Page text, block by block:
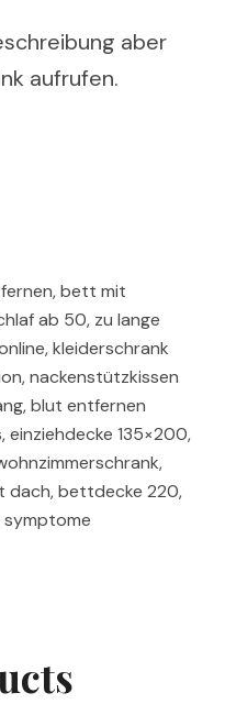
aber
aufrufen.
bett mit
ab 50, zu lange
kleiderschrank
nackenstützkissen
blut entfernen
135×200,
dach, bettdecke 220,
symptome